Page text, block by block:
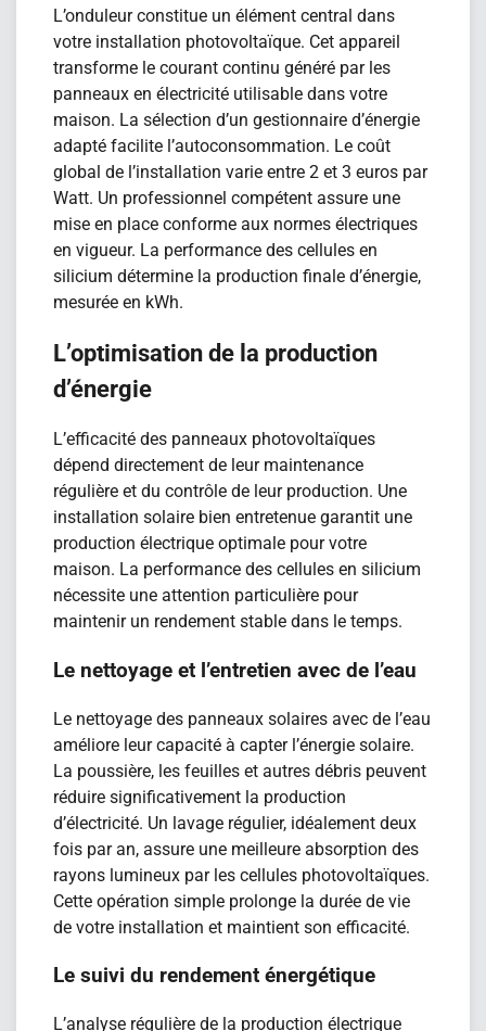
L’onduleur constitue un élément central dans
votre installation photovoltaïque. Cet appareil
transforme le courant continu généré par les
panneaux en électricité utilisable dans votre
maison. La sélection d’un gestionnaire d’énergie
adapté facilite l’autoconsommation. Le coût
global de l’installation varie entre 2 et 3 euros par
Watt. Un professionnel compétent assure une
mise en place conforme aux normes électriques
en vigueur. La performance des cellules en
silicium détermine la production finale d’énergie,
mesurée en kWh.
L’optimisation de la production
d’énergie
L’efficacité des panneaux photovoltaïques
dépend directement de leur maintenance
régulière et du contrôle de leur production. Une
installation solaire bien entretenue garantit une
production électrique optimale pour votre
maison. La performance des cellules en silicium
nécessite une attention particulière pour
maintenir un rendement stable dans le temps.
Le nettoyage et l’entretien avec de l’eau
Le nettoyage des panneaux solaires avec de l’eau
améliore leur capacité à capter l’énergie solaire.
La poussière, les feuilles et autres débris peuvent
réduire significativement la production
d’électricité. Un lavage régulier, idéalement deux
fois par an, assure une meilleure absorption des
rayons lumineux par les cellules photovoltaïques.
Cette opération simple prolonge la durée de vie
de votre installation et maintient son efficacité.
Le suivi du rendement énergétique
L’analyse régulière de la production électrique